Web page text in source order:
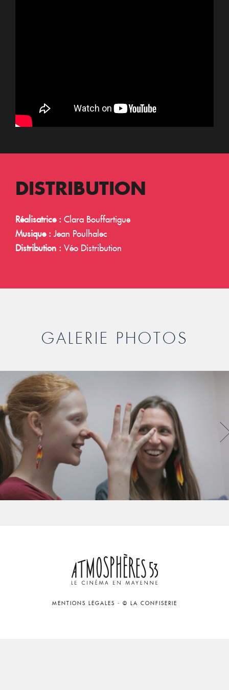
DISTRIBUTION
Réalisatrice : Clara Bouffartigue
Musique : Jean Poulhalec
Distribution : Véo Distribution
GALERIE PHOTOS
MENTIONS LÉGALES - © LA CONFISERIE